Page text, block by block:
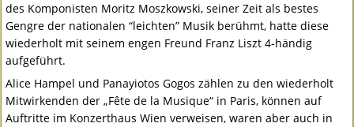
des Komponisten Moritz Moszkowski, seiner Zeit als bestes
Gengre der nationalen “leichten” Musik berühmt, hatte diese
wiederholt mit seinem engen Freund Franz Liszt 4-händig
aufgeführt.
Alice Hampel und Panayiotos Gogos zählen zu den wiederholt
Mitwirkenden der „Fête de la Musique“ in Paris, können auf
Auftritte im Konzerthaus Wien verweisen, waren aber auch in